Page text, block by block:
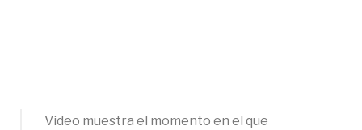
Video muestra el momento en el que